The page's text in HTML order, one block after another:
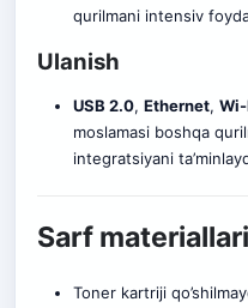
qurilmani intensiv
Ulanish
USB 2.0, Ethernet,
moslamasi boshqa
integratsiyani
Sarf materiallari
Toner kartriji